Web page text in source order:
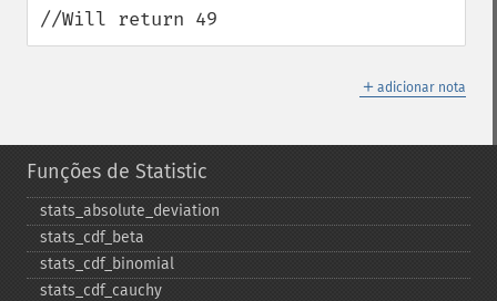
//Will return 49
＋ adicionar nota
Funções de Statistic
stats_​absolute_​deviation
stats_​cdf_​beta
stats_​cdf_​binomial
stats_​cdf_​cauchy